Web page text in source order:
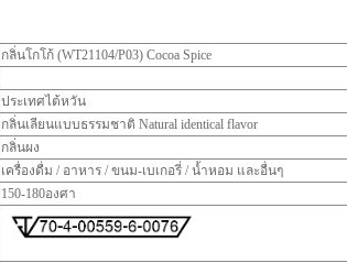
กลิ่นโกโก้ (WT21104/P03) Cocoa Spice
ประเทศไต้หวัน
กลิ่นเลียนแบบธรรมชาติ Natural identical flavor
กลิ่นผง
เครื่องดื่ม / อาหาร / ขนม-เบเกอรี่ / น้ำหอม และอื่นๆ
150-180องศา